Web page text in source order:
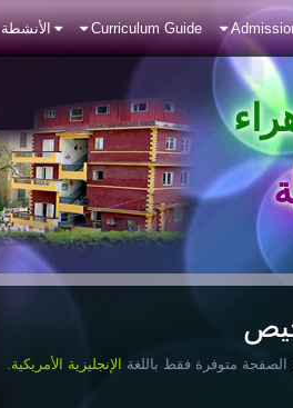
Curriculum Guide الأنشطة
الصفحة متوفرة فقط باللغة الإنجليزية الأمريكية.